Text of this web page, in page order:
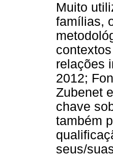
Muito
famílias,
relações
2012;
Zubenet
chave
também
seus/